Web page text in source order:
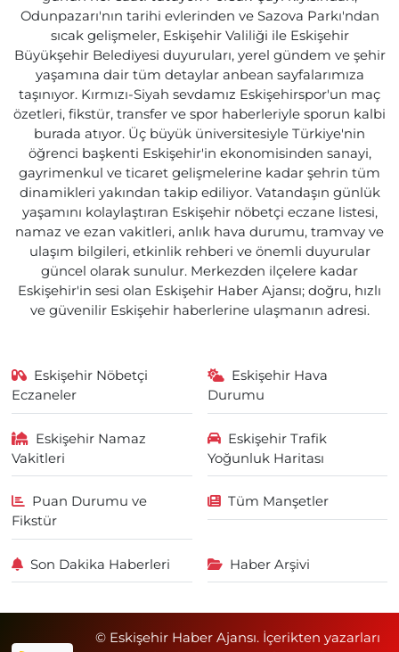
Odunpazarı'nın tarihi evlerinden ve Sazova Parkı'ndan
sıcak gelişmeler, Eskişehir Valiliği ile Eskişehir
Büyükşehir Belediyesi duyuruları, yerel gündem ve şehir
yaşamına dair tüm detaylar anbean sayfalarımıza
taşınıyor. Kırmızı-Siyah sevdamız Eskişehirspor'un maç
özetleri, fikstür, transfer ve spor haberleriyle sporun kalbi
burada atıyor. Üç büyük üniversitesiyle Türkiye'nin
öğrenci başkenti Eskişehir'in ekonomisinden sanayi,
gayrimenkul ve ticaret gelişmelerine kadar şehrin tüm
dinamikleri yakından takip ediliyor. Vatandaşın günlük
yaşamını kolaylaştıran Eskişehir nöbetçi eczane listesi,
namaz ve ezan vakitleri, anlık hava durumu, tramvay ve
ulaşım bilgileri, etkinlik rehberi ve önemli duyurular
güncel olarak sunulur. Merkezden ilçelere kadar
Eskişehir'in sesi olan Eskişehir Haber Ajansı; doğru, hızlı
ve güvenilir Eskişehir haberlerine ulaşmanın adresi.
Eskişehir Nöbetçi
Eczaneler
Eskişehir Hava
Durumu
Eskişehir Namaz
Vakitleri
Eskişehir Trafik
Yoğunluk Haritası
Puan Durumu ve
Fikstür
Tüm Manşetler
Son Dakika Haberleri Haber Arşivi
© Eskişehir Haber Ajansı. İçerikten yazarları